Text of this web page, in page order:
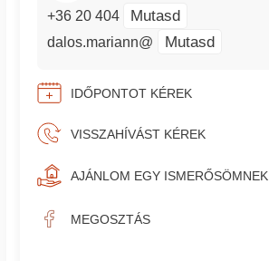
+36 20 404 Mutasd
dalos.mariann@ Mutasd
IDŐPONTOT KÉREK
VISSZAHÍVÁST KÉREK
AJÁNLOM EGY ISMERŐSÖMNEK
MEGOSZTÁS